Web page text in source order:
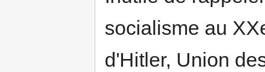
socialisme au
d'Hitler, Union